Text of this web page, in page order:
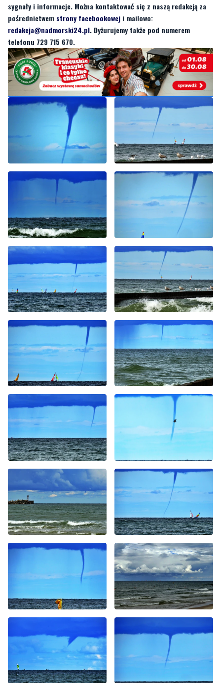
sygnały i informacje. Można kontaktować się z naszą redakcją za
pośrednictwem strony facebookowej i mailowo:
redakcja@nadmorski24.pl. Dyżurujemy także pod numerem
telefonu 729 715 670.